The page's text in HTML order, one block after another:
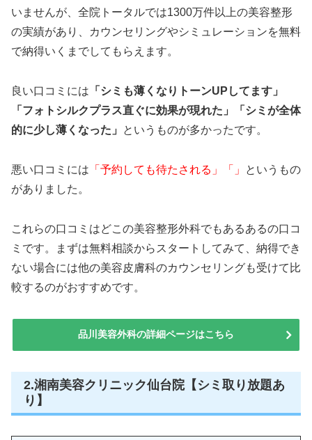
いませんが、全院トータルでは1300万件以上の美容整形
の実績があり、カウンセリングやシミュレーションを無料
で納得いくまでしてもらえます。
良い口コミには 「シミも薄くなりトーンUPしてます」
「フォトシルクプラス直ぐに効果が現れた」「シミが全体
的に少し薄くなった」
というものが多かったです。
悪い口コミには 「予約しても待たされる」「」
というもの
がありました。
これらの口コミはどこの美容整形外科でもあるあるの口コ
ミです。まずは無料相談からスタートしてみて、納得でき
ない場合には他の美容皮膚科のカウンセリングも受けて比
較するのがおすすめです。
品川美容外科の詳細ページはこちら
2.湘南美容クリニック仙台院【シミ取り放題あ
り】